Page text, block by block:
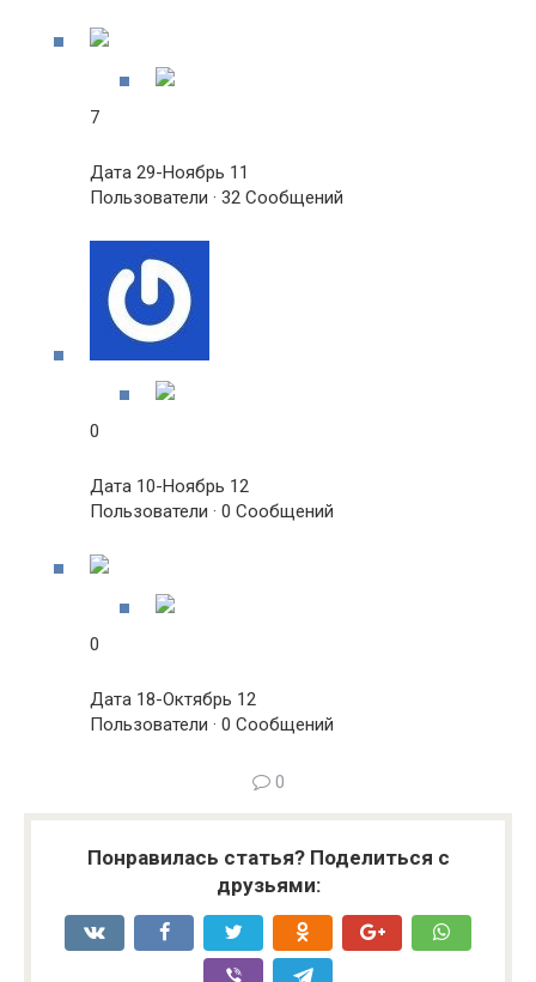
7
Дата 29-Ноябрь 11
Пользователи · 32 Сообщений
0
Дата 10-Ноябрь 12
Пользователи · 0 Сообщений
0
Дата 18-Октябрь 12
Пользователи · 0 Сообщений
0
Понравилась статья? Поделиться с
друзьями: